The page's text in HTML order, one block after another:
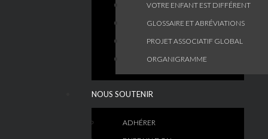
VOTRE ENFANT EST DIFFÉRENT
GLOSSAIRE ET ABRÉVIATIONS
PROJET ASSOCIATIF GLOBAL
ORGANIGRAMME
NOUS SOUTENIR
ADHÉRER